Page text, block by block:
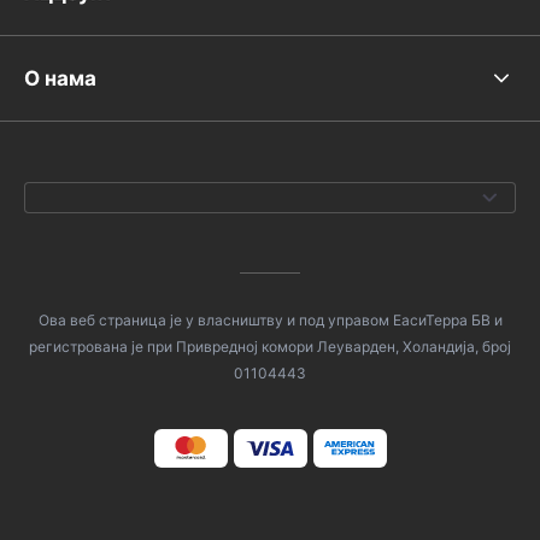
О нама
Ова веб страница је у власништву и под управом ЕасиТерра БВ и
регистрована је при Привредној комори Леуварден, Холандија, број
01104443